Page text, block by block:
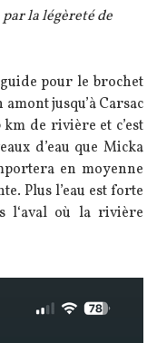
la légèreté de
pour le brochet
jusqu’à Carsac
de rivière et c’est
d’eau que Micka
en moyenne
Plus l’eau est forte
l‘aval où la rivière